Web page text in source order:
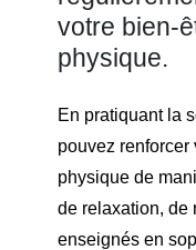
votre bien-
physique.
En pratiquant la
pouvez renforcer
physique de
de relaxation, de
enseignés en